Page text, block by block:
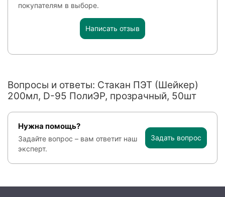
покупателям в выборе.
Написать отзыв
Вопросы и ответы: Стакан ПЭТ (Шейкер)
200мл, D-95 ПолиЭР, прозрачный, 50шт
Нужна помощь?
Задайте вопрос – вам ответит наш
эксперт.
Задать вопрос